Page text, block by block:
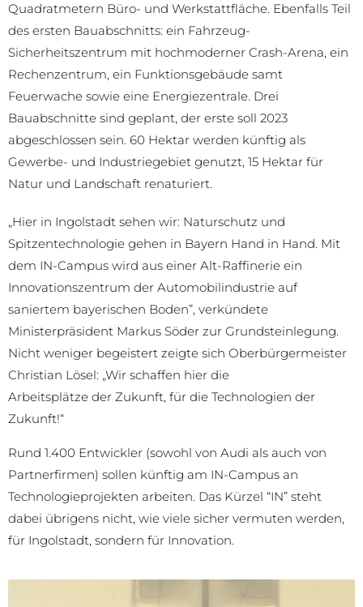
Quadratmetern Büro- und Werkstattfläche. Ebenfalls Teil
des ersten Bauabschnitts: ein Fahrzeug-
Sicherheitszentrum mit hochmoderner Crash-Arena, ein
Rechenzentrum, ein Funktionsgebäude samt
Feuerwache sowie eine Energiezentrale. Drei
Bauabschnitte sind geplant, der erste soll 2023
abgeschlossen sein. 60 Hektar werden künftig als
Gewerbe- und Industriegebiet genutzt, 15 Hektar für
Natur und Landschaft renaturiert.
„Hier in Ingolstadt sehen wir: Naturschutz und
Spitzentechnologie gehen in Bayern Hand in Hand. Mit
dem IN-Campus wird aus einer Alt-Raffinerie ein
Innovationszentrum der Automobilindustrie auf
saniertem bayerischen Boden”, verkündete
Ministerpräsident Markus Söder zur Grundsteinlegung.
Nicht weniger begeistert zeigte sich Oberbürgermeister
Christian Lösel: „Wir schaffen hier die
Arbeitsplätze der Zukunft, für die Technologien der
Zukunft!“
Rund 1.400 Entwickler (sowohl von Audi als auch von
Partnerfirmen) sollen künftig am IN-Campus an
Technologieprojekten arbeiten. Das Kürzel “IN” steht
dabei übrigens nicht, wie viele sicher vermuten werden,
für Ingolstadt, sondern für Innovation.